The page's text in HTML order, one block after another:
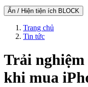
Ẩn / Hiện tiện ích BLOCK
Trang chủ
Tin tức
Trải
khi mua